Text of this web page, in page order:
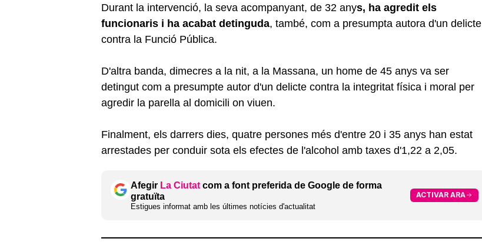
Durant la intervenció, la seva acompanyant, de 32 anys, ha agredit els
funcionaris i ha acabat detinguda, també, com a presumpta autora d'un delicte
contra la Funció Pública.
D'altra banda, dimecres a la nit, a la Massana, un home de 45 anys va ser
detingut com a presumpte autor d'un delicte contra la integritat física i moral per
agredir la parella al domicili on viuen.
Finalment, els darrers dies, quatre persones més d'entre 20 i 35 anys han estat
arrestades per conduir sota els efectes de l'alcohol amb taxes d'1,22 a 2,05.
Afegir La Ciutat com a font preferida de Google de forma
gratuïta
Estigues informat amb les últimes notícies d'actualitat
ACTIVAR ARA